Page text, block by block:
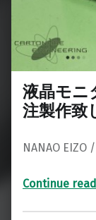
液晶モ
注製作致
NANAO EIZO
Continue